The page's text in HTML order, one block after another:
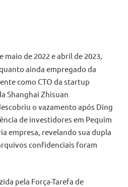
maio de 2022 e abril de 2023,
ainda empregado da
como CTO da startup
Shanghai Zhisuan
o vazamento após Ding
de investidores em Pequim
empresa, revelando sua dupla
confidenciais foram
pela Força-Tarefa de